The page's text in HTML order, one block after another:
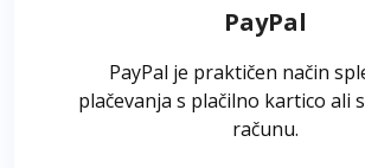
PayPal
PayPal je praktičen način
plačevanja s plačilno kartico ali
računu.
bančnim nakazilom ali prenosom